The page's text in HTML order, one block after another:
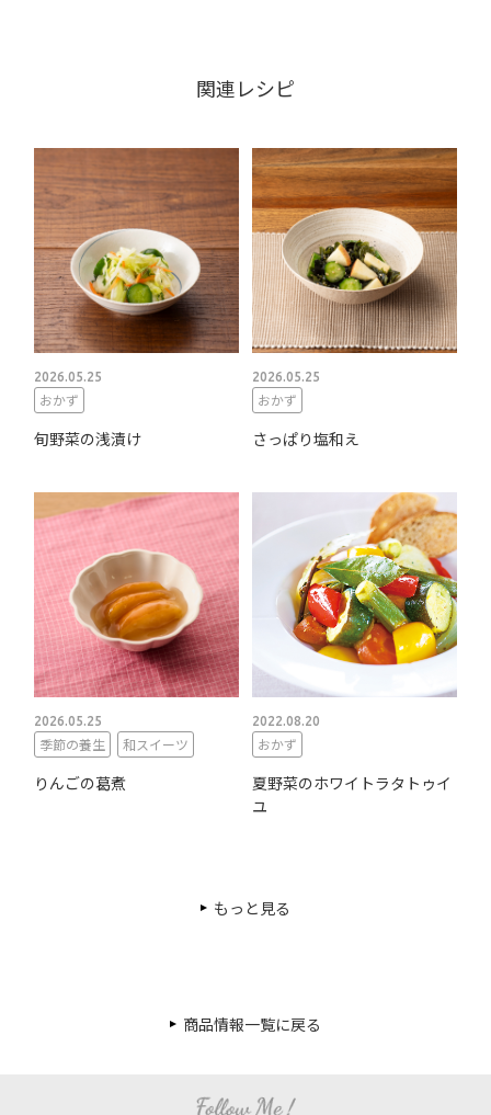
関連レシピ
2026.05.25
おかず
旬野菜の浅漬け
2026.05.25
おかず
さっぱり塩和え
2026.05.25
季節の養生 和スイーツ
りんごの葛煮
2022.08.20
おかず
夏野菜のホワイトラタトゥイ
ユ
もっと見る
商品情報一覧に戻る